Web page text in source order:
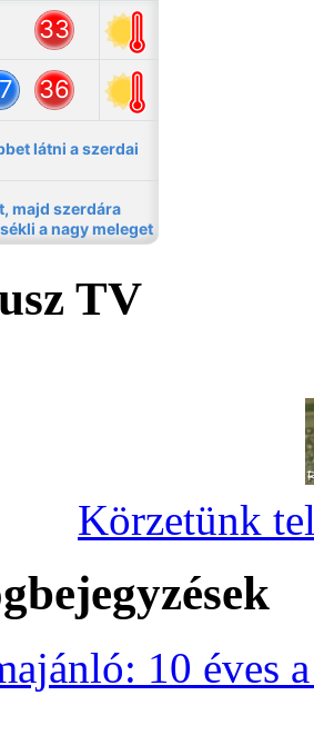
TV
Körzetünk
10 éves